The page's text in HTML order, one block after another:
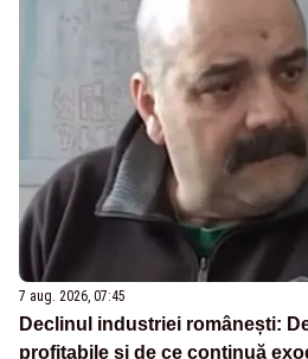
7 aug. 2026, 07:45
Declinul industriei românești:
profitabile și de ce continuă